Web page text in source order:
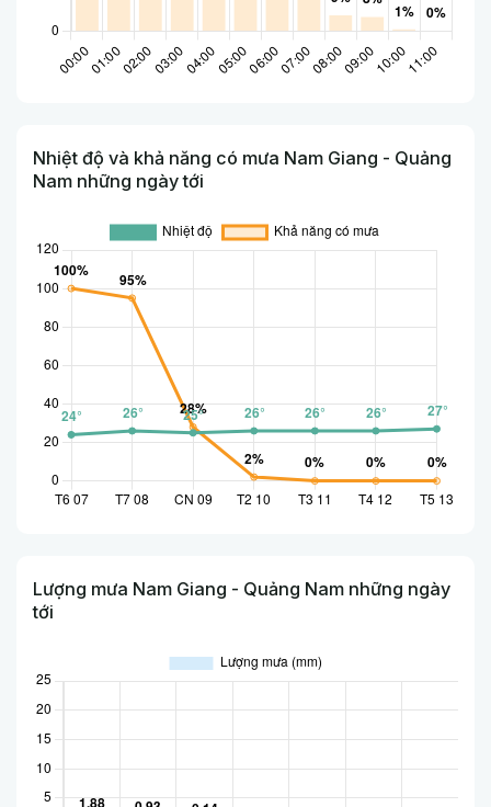
Nhiệt độ và khả năng có mưa Nam Giang - Quảng
Nam những ngày tới
Lượng mưa Nam Giang - Quảng Nam những ngày
tới